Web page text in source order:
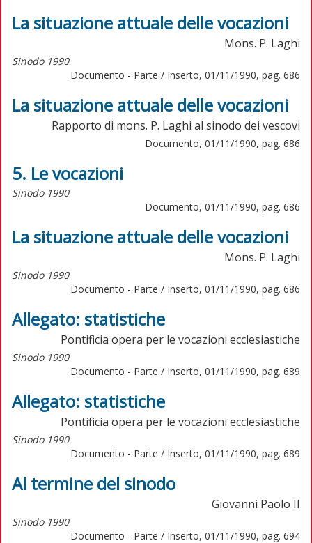
La situazione attuale delle vocazioni
Mons. P. Laghi
Sinodo 1990
Documento - Parte / Inserto, 01/11/1990, pag. 686
La situazione attuale delle vocazioni
Rapporto di mons. P. Laghi al sinodo dei vescovi
Documento, 01/11/1990, pag. 686
5. Le vocazioni
Sinodo 1990
Documento, 01/11/1990, pag. 686
La situazione attuale delle vocazioni
Mons. P. Laghi
Sinodo 1990
Documento - Parte / Inserto, 01/11/1990, pag. 686
Allegato: statistiche
Pontificia opera per le vocazioni ecclesiastiche
Sinodo 1990
Documento - Parte / Inserto, 01/11/1990, pag. 689
Allegato: statistiche
Pontificia opera per le vocazioni ecclesiastiche
Sinodo 1990
Documento - Parte / Inserto, 01/11/1990, pag. 689
Al termine del sinodo
Giovanni Paolo II
Sinodo 1990
Documento - Parte / Inserto, 01/11/1990, pag. 694